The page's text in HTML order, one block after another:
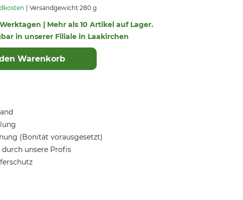
Versandgewicht 280 g
| Mehr als 10 Artikel auf Lager.
in unserer Filiale in Laakirchen
Warenkorb
(Bonität vorausgesetzt)
unsere Profis